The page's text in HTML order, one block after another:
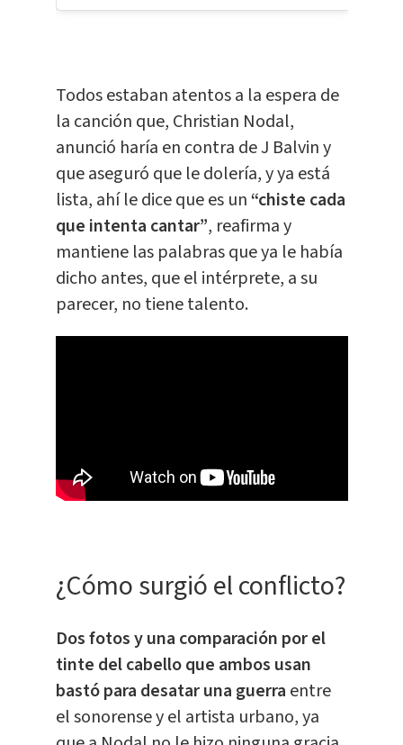
Todos estaban atentos a la espera de
la canción que, Christian Nodal,
anunció haría en contra de J Balvin y
que aseguró que le dolería, y ya está
lista, ahí le dice que es un“chiste cada
que intenta cantar”, reafirma y
mantiene las palabras que ya le había
dicho antes, que el intérprete, a su
parecer, no tiene talento.
¿Cómo surgió el conflicto?
Dos fotos y una comparación por el
tinte del cabello que ambos usan
bastó para desatar una guerra entre
el sonorense y el artista urbano, ya